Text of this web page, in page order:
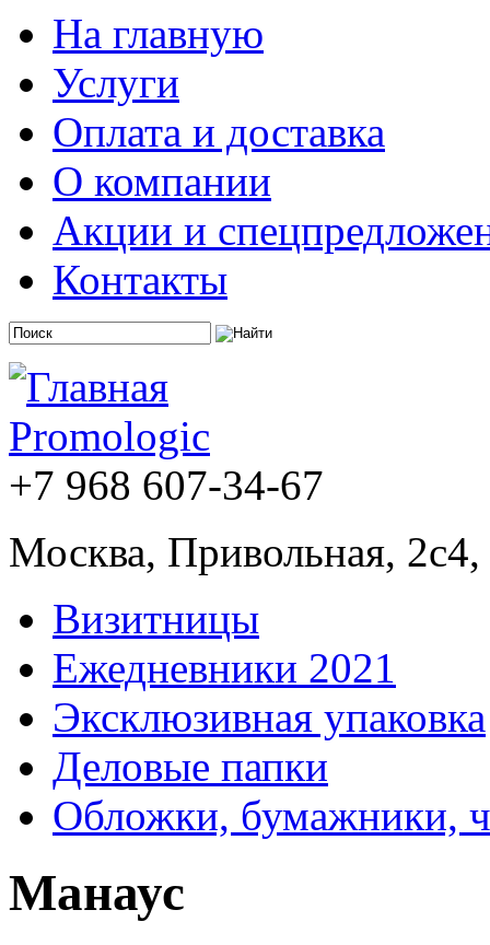
На главную
Услуги
Оплата и доставка
О компании
Акции и
Контакты
+7 968 607-34-67
Москва, Привольная,
Визитницы
Ежедневники 2021
Эксклюзивная упаковка
Деловые папки
Обложки, бумажники,
Манаус